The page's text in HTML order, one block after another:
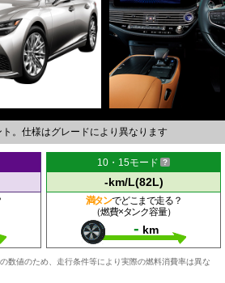
。仕様はグレードにより異なります
10・15モード
-km/L(82L)
満タンでどこまで走る？
（燃費×タンク容量）
- km
数値のため、走行条件等により実際の燃料消費率は異な